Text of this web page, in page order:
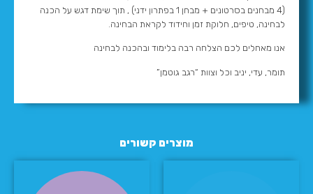
מוצרים קשורים
(4 מבחנים בסרטונים + מבחן 1 בפתרון ידני) , תוך שימת דגש על הכנה
לבחינה, טיפים, חלוקת זמן וחידוד לקראת הבחינה.
אנו מאחלים לכם הצלחה רבה בלימוד ובהכנה לבחינה
תומר, עדי, יניב וכל וצוות “רגב גוטמן”